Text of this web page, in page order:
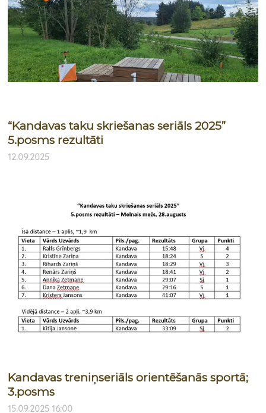
“Kandavas taku skriešanas seriāls 2025”
5.posms rezultāti
12.09.2025
Kandavas treniņseriāls orientēšanās sportā;
3.posms
15.09.2025 16:00